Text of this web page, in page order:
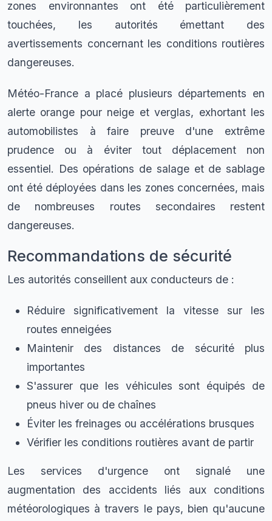
zones environnantes ont été particulièrement
touchées, les autorités émettant des
avertissements concernant les conditions routières
dangereuses.
Météo-France a placé plusieurs départements en
alerte orange pour neige et verglas, exhortant les
automobilistes à faire preuve d'une extrême
prudence ou à éviter tout déplacement non
essentiel. Des opérations de salage et de sablage
ont été déployées dans les zones concernées, mais
de nombreuses routes secondaires restent
dangereuses.
Recommandations de sécurité
Les autorités conseillent aux conducteurs de :
Réduire significativement la vitesse sur les
routes enneigées
Maintenir des distances de sécurité plus
importantes
S'assurer que les véhicules sont équipés de
pneus hiver ou de chaînes
Éviter les freinages ou accélérations brusques
Vérifier les conditions routières avant de partir
Les services d'urgence ont signalé une
augmentation des accidents liés aux conditions
météorologiques à travers le pays, bien qu'aucune